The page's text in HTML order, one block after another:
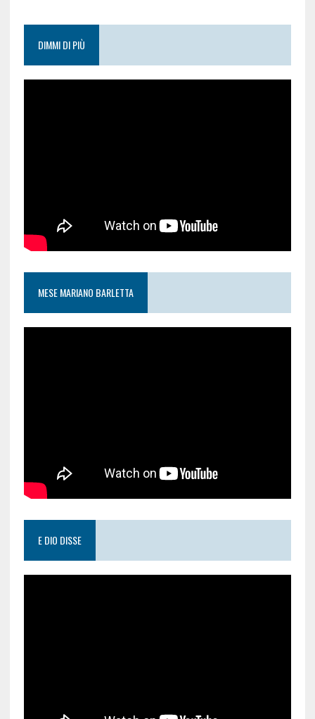
DIMMI DI PIÙ
MESE MARIANO BARLETTA
E DIO DISSE